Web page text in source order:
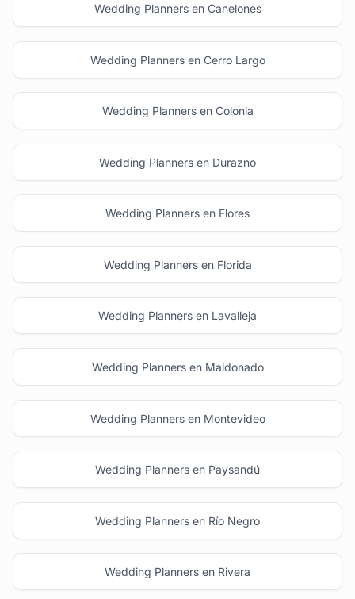
Wedding Planners en Canelones
Wedding Planners en Cerro Largo
Wedding Planners en Colonia
Wedding Planners en Durazno
Wedding Planners en Flores
Wedding Planners en Florida
Wedding Planners en Lavalleja
Wedding Planners en Maldonado
Wedding Planners en Montevideo
Wedding Planners en Paysandú
Wedding Planners en Río Negro
Wedding Planners en Rivera